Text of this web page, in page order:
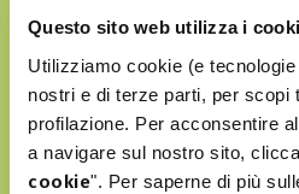
Questo sito web utilizza i
Utilizziamo cookie (e
nostri e di terze parti, per scopi
profilazione. Per acconsentire
a navigare sul nostro sito,
cookie". Per saperne di più
ΑΝΑΚΑΛΎΨΤΕ ΤΟΝ WORLD OF